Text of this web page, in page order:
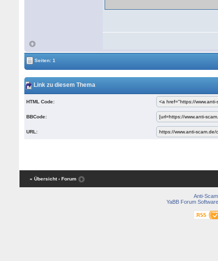
Seiten: 1
Link zu diesem Thema
HTML Code:
BBCode:
URL:
« Übersicht ‹ Forum
Anti-Scam
YaBB Forum Software